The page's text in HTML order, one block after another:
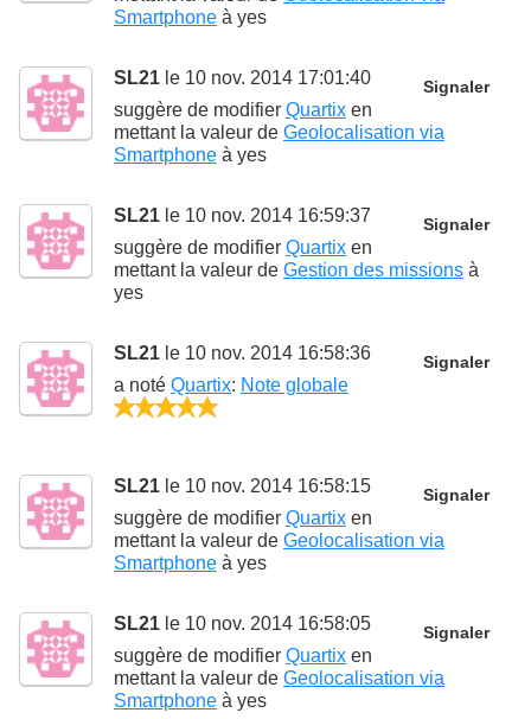
Smartphone à yes
SL21 le 10 nov. 2014 17:01:40 Signaler
suggère de modifier Quartix en
mettant la valeur de Geolocalisation via
Smartphone à yes
SL21 le 10 nov. 2014 16:59:37 Signaler
suggère de modifier Quartix en
mettant la valeur de Gestion des missions à
yes
SL21 le 10 nov. 2014 16:58:36 Signaler
a noté Quartix: Note globale
SL21 le 10 nov. 2014 16:58:15 Signaler
suggère de modifier Quartix en
mettant la valeur de Geolocalisation via
Smartphone à yes
SL21 le 10 nov. 2014 16:58:05 Signaler
suggère de modifier Quartix en
mettant la valeur de Geolocalisation via
Smartphone à yes